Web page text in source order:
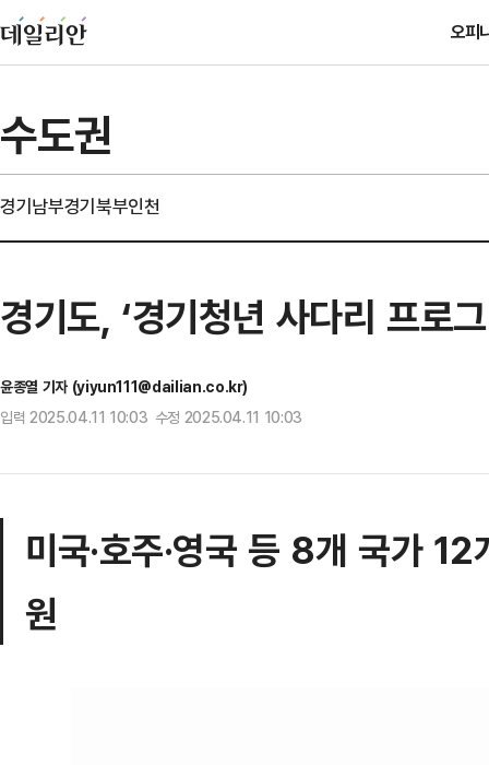
오피
수도권
경기남부경기북부인천
경기도, ‘경기청년 사다리 프
윤종열 기자 (yiyun111@dailian.co.kr)
입력 2025.04.11 10:03 수정 2025.04.11 10:03
미국·호주·영국 등 8개 국가
원